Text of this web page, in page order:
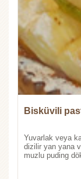
Bisküvili
Yuvarlak veya
dizilir yan yana
muzlu puding